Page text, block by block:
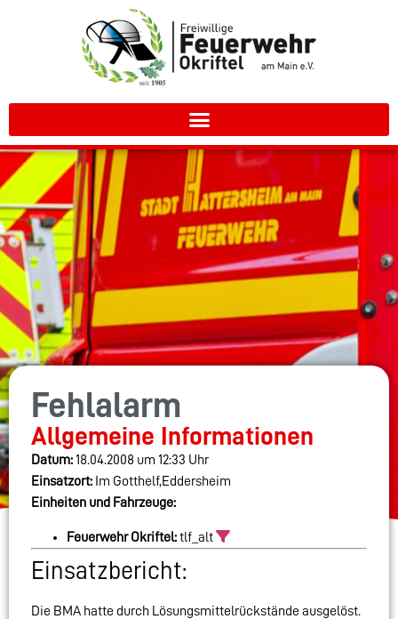
Fehlalarm
Allgemeine Informationen
Datum:18.04.2008 um 12:33 Uhr
Einsatzort: Im Gotthelf,Eddersheim
Einheiten und Fahrzeuge:
Feuerwehr Okriftel:tlf_alt
Einsatzbericht:
Die BMA hatte durch Lösungsmittelrückstände ausgelöst.